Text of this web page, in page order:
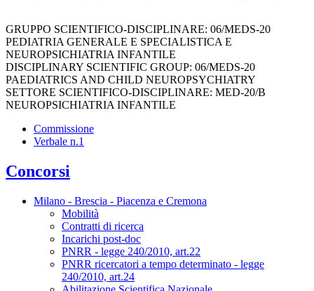
GRUPPO SCIENTIFICO-DISCIPLINARE: 06/MEDS-20
PEDIATRIA GENERALE E SPECIALISTICA E
NEUROPSICHIATRIA INFANTILE
DISCIPLINARY SCIENTIFIC GROUP: 06/MEDS-20
PAEDIATRICS AND CHILD NEUROPSYCHIATRY
SETTORE SCIENTIFICO-DISCIPLINARE: MED-20/B
NEUROPSICHIATRIA INFANTILE
Commissione
Verbale n.1
Concorsi
Milano - Brescia - Piacenza e Cremona
Mobilità
Contratti di ricerca
Incarichi post-doc
PNRR - legge 240/2010, art.22
PNRR ricercatori a tempo determinato - legge
240/2010, art.24